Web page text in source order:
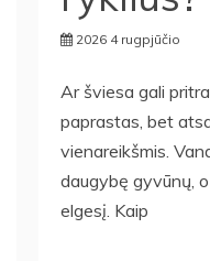
2026 4 rugpjūčio
Ar šviesa gali
paprastas, bet
vienareikšmis.
daugybę gyvūnų,
elgesį. Kaip